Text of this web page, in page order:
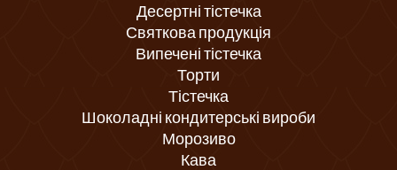
Десертні тістечка
Святкова продукція
Випечені тістечка
Торти
Тістечка
Шоколадні кондитерські вироби
Морозиво
Кава